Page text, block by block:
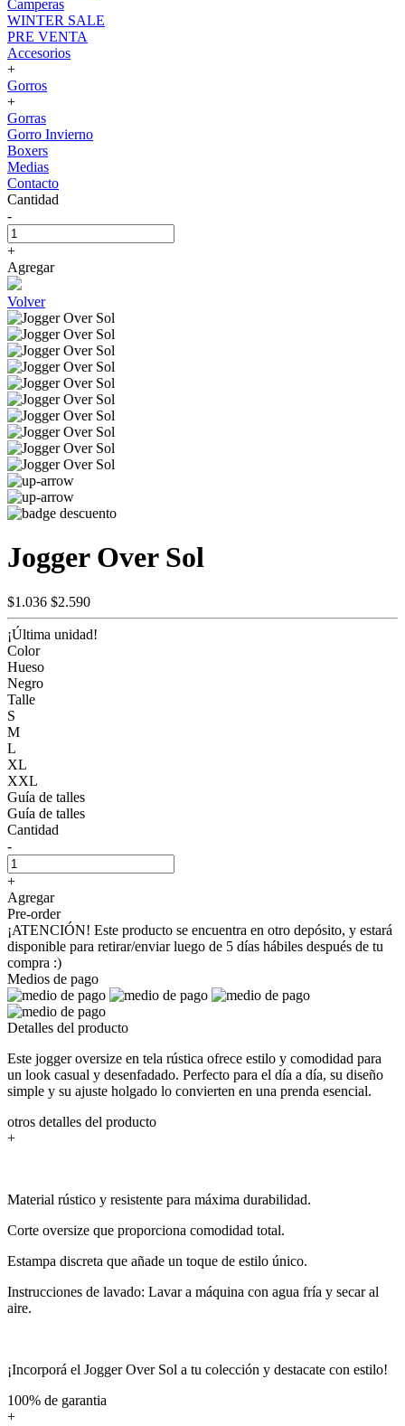
Camperas
WINTER SALE
PRE VENTA
Accesorios
+
Gorros
+
Gorras
Gorro Invierno
Boxers
Medias
Contacto
Cantidad
-
+
Agregar
Volver
Jogger Over Sol
$1.036 $2.590
¡Última unidad!
Color
Hueso
Negro
Talle
S
M
L
XL
XXL
Guía de talles
Guía de talles
Cantidad
-
+
Agregar
Pre-order
¡ATENCIÓN! Este producto se encuentra en otro depósito, y estará
disponible para retirar/enviar luego de 5 días hábiles después de tu
compra :)
Medios de pago
Detalles del producto
Este jogger oversize en tela rústica ofrece estilo y comodidad para
un look casual y desenfadado. Perfecto para el día a día, su diseño
simple y su ajuste holgado lo convierten en una prenda esencial.
otros detalles del producto
+
Material rústico y resistente para máxima durabilidad.
Corte oversize que proporciona comodidad total.
Estampa discreta que añade un toque de estilo único.
Instrucciones de lavado: Lavar a máquina con agua fría y secar al
aire.
¡Incorporá el Jogger Over Sol a tu colección y destacate con estilo!
100% de garantia
+